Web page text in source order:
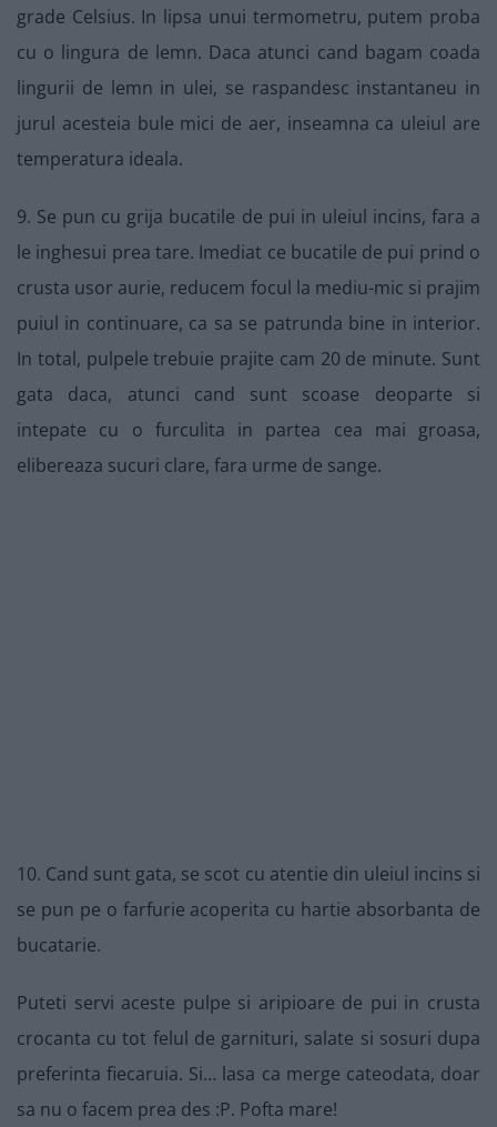
grade Celsius. In lipsa unui termometru, putem proba
cu o lingura de lemn. Daca atunci cand bagam coada
lingurii de lemn in ulei, se raspandesc instantaneu in
jurul acesteia bule mici de aer, inseamna ca uleiul are
temperatura ideala.
9. Se pun cu grija bucatile de pui in uleiul incins, fara a
le inghesui prea tare. Imediat ce bucatile de pui prind o
crusta usor aurie, reducem focul la mediu-mic si prajim
puiul in continuare, ca sa se patrunda bine in interior.
In total, pulpele trebuie prajite cam 20 de minute. Sunt
gata daca, atunci cand sunt scoase deoparte si
intepate cu o furculita in partea cea mai groasa,
elibereaza sucuri clare, fara urme de sange.
10. Cand sunt gata, se scot cu atentie din uleiul incins si
se pun pe o farfurie acoperita cu hartie absorbanta de
bucatarie.
Puteti servi aceste pulpe si aripioare de pui in crusta
crocanta cu tot felul de garnituri, salate si sosuri dupa
preferinta fiecaruia. Si… lasa ca merge cateodata, doar
sa nu o facem prea des :P. Pofta mare!